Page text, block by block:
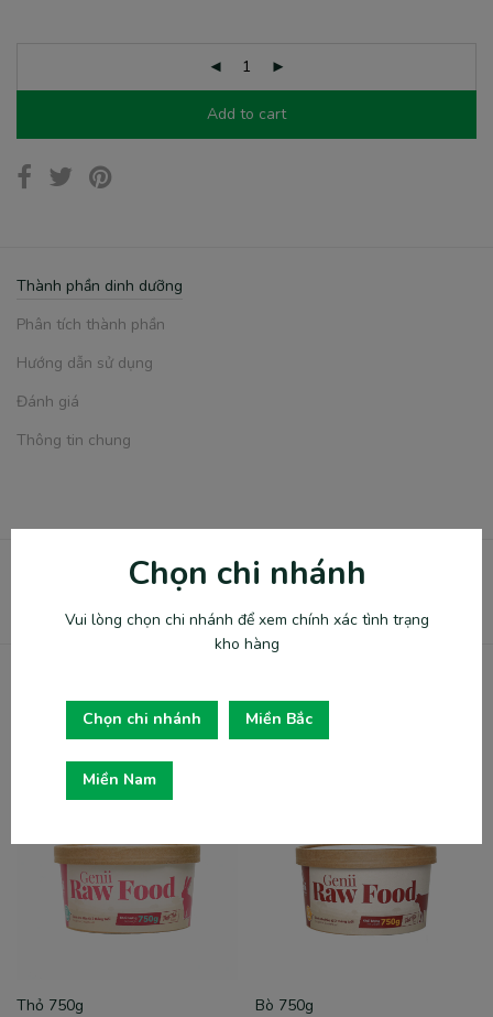
Chọn chi nhánh
Vui lòng chọn chi nhánh để xem chính xác tình trạng
kho hàng
Chọn chi nhánh Miền Bắc
Miền Nam
Add to cart
Thành phần dinh dưỡng
Phân tích thành phần
Hướng dẫn sử dụng
Đánh giá
Thông tin chung
CUT250G-MB
Thức ăn cho mèo
Related products
Thỏ 750g
Bò 750g